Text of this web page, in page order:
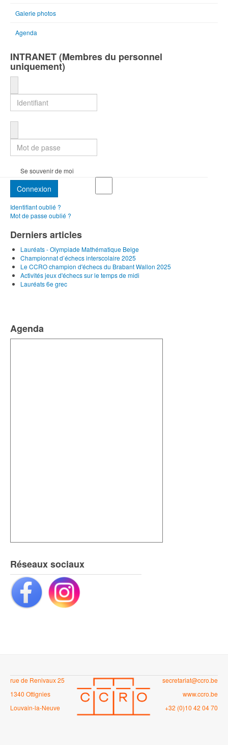
Galerie photos
Agenda
INTRANET (Membres du personnel
uniquement)
Se souvenir de moi
Connexion
Identifiant oublié ?
Mot de passe oublié ?
Derniers articles
Lauréats - Olympiade Mathématique Belge
Championnat d’échecs interscolaire 2025
Le CCRO champion d'échecs du Brabant Wallon 2025
Activités jeux d'échecs sur le temps de midi
Lauréats 6e grec
Agenda
Réseaux sociaux
rue de Renivaux 25
1340 Ottignies
Louvain-la-Neuve
secretariat@ccro.be
www.ccro.be
+32 (0)10 42 04 70